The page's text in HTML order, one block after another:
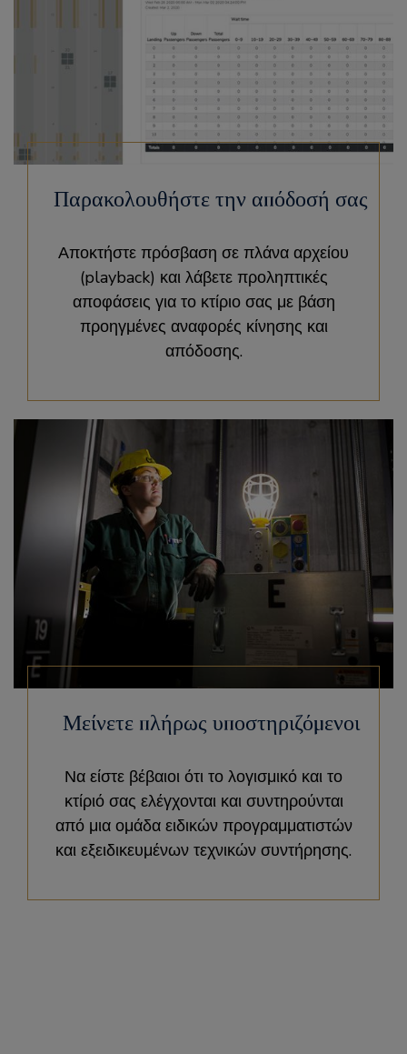
Παρακολουθήστε την απόδοσή σας
Αποκτήστε πρόσβαση σε πλάνα αρχείου
(playback) και λάβετε προληπτικές
αποφάσεις για το κτίριο σας με βάση
προηγμένες αναφορές κίνησης και
απόδοσης.
Μείνετε πλήρως υποστηριζόμενοι
Να είστε βέβαιοι ότι το λογισμικό και το
κτίριό σας ελέγχονται και συντηρούνται
από μια ομάδα ειδικών προγραμματιστών
και εξειδικευμένων τεχνικών συντήρησης.